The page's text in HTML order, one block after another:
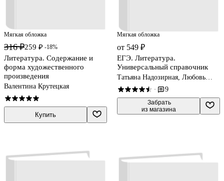
Мягкая обложка
316 ₽259 ₽ -18%
Литература. Содержание и
форма художественного
произведения
Валентина Крутецкая
Купить
Мягкая обложка
от 549 ₽
ЕГЭ. Литература.
Универсальный справочник
Татьяна Надозирная, Любовь
Скубачевская, Наталия Слаутина
· 9
Забрать
из магазина